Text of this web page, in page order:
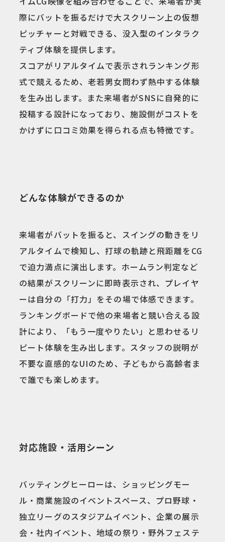
際にバットを振るだけで大スクリーン上の仮想
ピッチャーと対戦できる、没入型のインタラク
ティブ体験を提供します。
スコアがリアルタイムで表示されランキング形
式で競えるため、老若男女問わず熱中する体験
を生み出します。また来場者がSNSに自発的に
投稿する設計になっており、施設側がコストを
かけずに口コミ効果を得られる点も特徴です。
どんな体験ができるのか
来場者がバットを振ると、スイングの動きをリ
アルタイムで検知し、打球の軌跡と飛距離をCG
で迫力満点に演出します。ホームラン判定など
の結果がスクリーンに即時表示され、プレイヤ
ーは自分の「打力」をその場で体感できます。
ランキングボードで他の来場者と競い合える設
計により、「もう一度やりたい」と思わせるリ
ピート体験を生み出します。スタッフの説明が
不要な直感的なUIのため、子どもから高齢者ま
で誰でも楽しめます。
対応施設・活用シーン
バッティングヒーローは、ショッピングモー
ル・商業施設のイベントスペース、プロ野球・
独立リーグのスタジアムイベント、企業の展示
会・社内イベント、地域の祭り・野外フェステ